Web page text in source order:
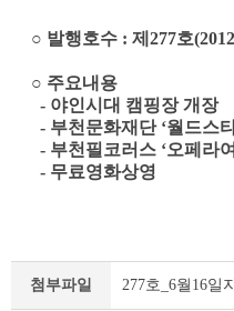
블
○ 발행호수 : 제 277호
○ 주요내용
- 야인시대 캠핑장 개장
- 부천문화재단 ‘월드스
- 부천필코러스 ‘오페라
- 무료영화상영
첨부파일 277호_6월16일